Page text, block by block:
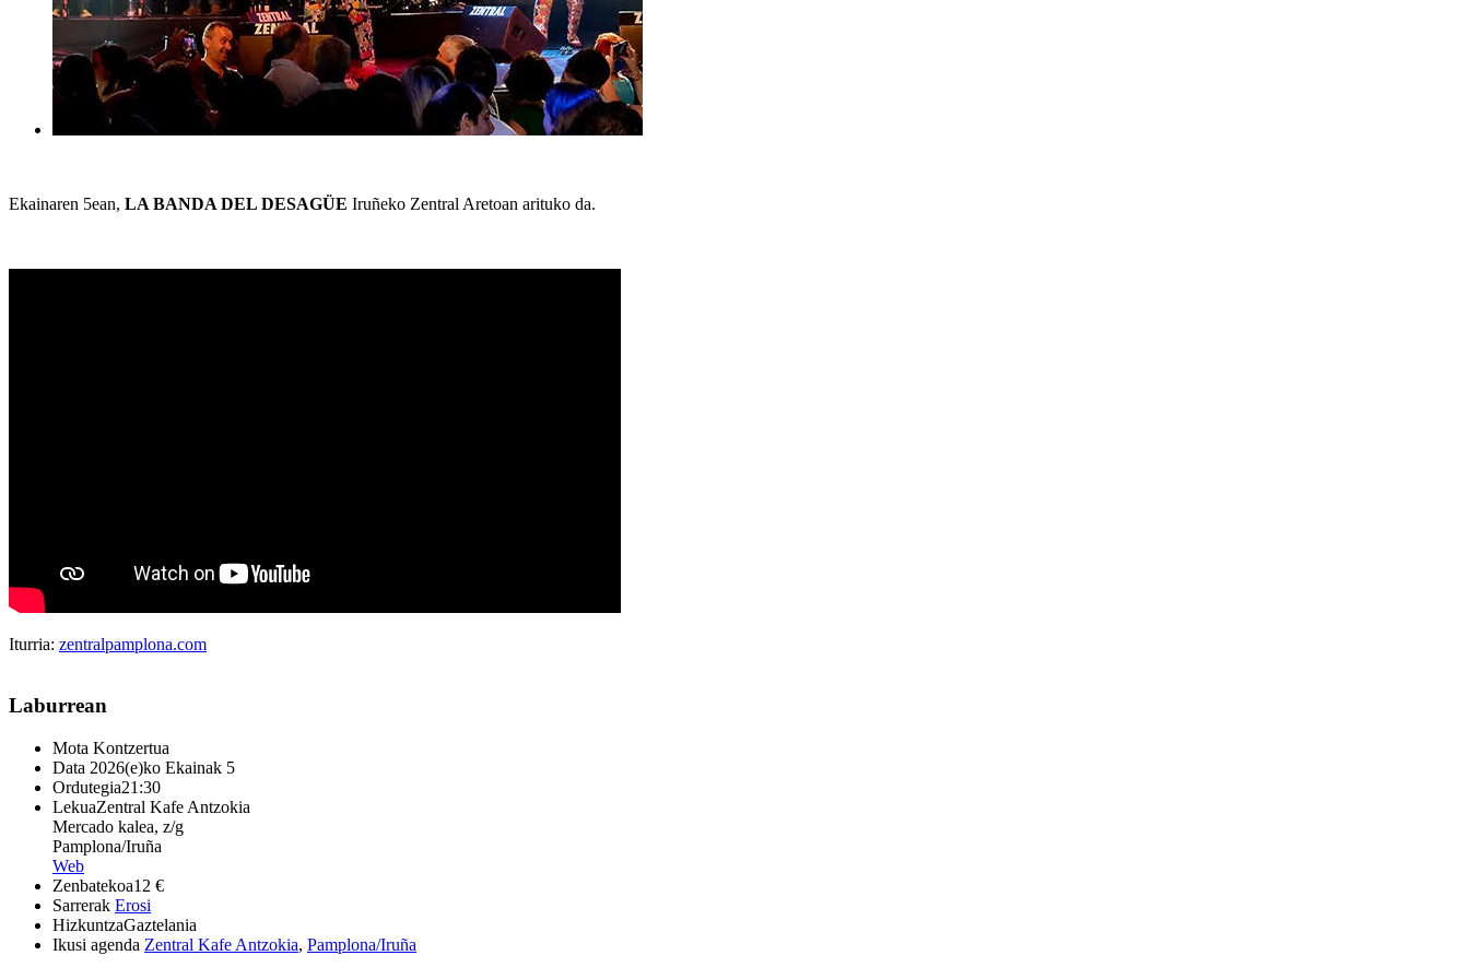
Ekainaren 5ean, LA BANDA DEL DESAGÜE Iruñeko Zentral Aretoan arituko da.
Iturria: zentralpamplona.com
Laburrean
Mota Kontzertua
Data 2026(e)ko Ekainak 5
Ordutegia21:30
LekuaZentral Kafe Antzokia
Mercado kalea, z/g
Pamplona/Iruña
Web
Zenbatekoa12 €
Sarrerak Erosi
HizkuntzaGaztelania
Ikusi agenda Zentral Kafe Antzokia, Pamplona/Iruña